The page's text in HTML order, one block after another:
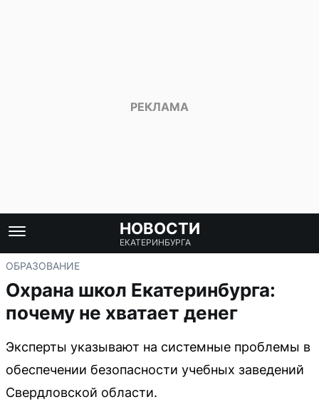
НОВОСТИ
ЕКАТЕРИНБУРГА
ОБРАЗОВАНИЕ
Охрана школ Екатеринбурга:
почему не хватает денег
Эксперты указывают на системные проблемы в
обеспечении безопасности учебных заведений
Свердловской области.